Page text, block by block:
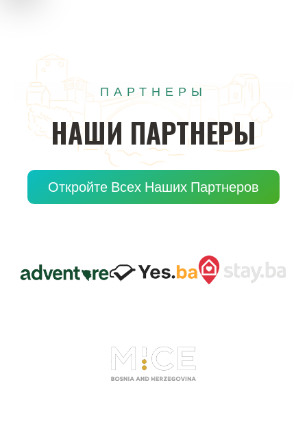
ПАРТНЕРЫ
НАШИ ПАРТНЕРЫ
Откройте Всех Наших Партнеров